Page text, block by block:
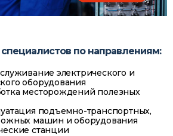
по направлениям:
электрического и
оборудования
месторождений полезных
подъемно-транспортных,
машин и оборудования
станции